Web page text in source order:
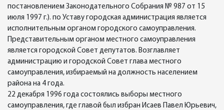
постановлением Законодательного Собрания № 987 от 15
июля 1997 г.). по Уставу городская администрация является
исполнительным органом городского самоуправления.
Представительным органом местного самоуправления
является городской Совет депутатов. Возглавляет
администрацию и городской Совет глава местного
самоуправления, избираемый на должность населением
района на 4 года.
22 декабря 1996 года состоялись выборы местного
самоуправления, где главой был избран Исаев Павел Юрьевич,